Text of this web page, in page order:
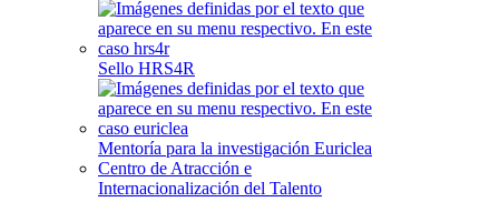
Sello HRS4R
Mentoría para la investigación Euriclea
Centro de Atracción e
Internacionalización del Talento